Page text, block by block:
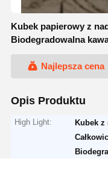
Kubek papierowy z
Biodegradowalna
Najlepsza cena
Opis Produktu
High Light: Kubek z